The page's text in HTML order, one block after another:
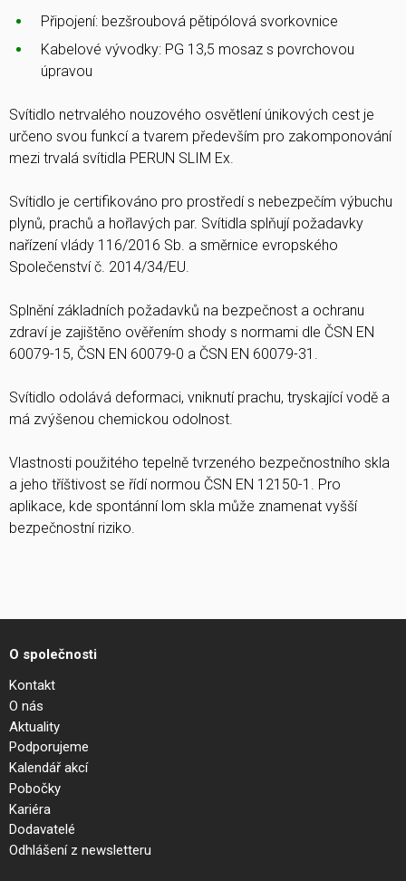
Připojení: bezšroubová pětipólová svorkovnice
Kabelové vývodky: PG 13,5 mosaz s povrchovou
úpravou
Svítidlo netrvalého nouzového osvětlení únikových cest je
určeno svou funkcí a tvarem především pro zakomponování
mezi trvalá svítidla PERUN SLIM Ex.
Svítidlo je certifikováno pro prostředí s nebezpečím výbuchu
plynů, prachů a hořlavých par. Svítidla splňují požadavky
nařízení vlády 116/2016 Sb. a směrnice evropského
Společenství č. 2014/34/EU.
Splnění základních požadavků na bezpečnost a ochranu
zdraví je zajištěno ověřením shody s normami dle ČSN EN
60079-15, ČSN EN 60079-0 a ČSN EN 60079-31.
Svítidlo odolává deformaci, vniknutí prachu, tryskající vodě a
má zvýšenou chemickou odolnost.
Vlastnosti použitého tepelně tvrzeného bezpečnostního skla
a jeho tříštivost se řídí normou ČSN EN 12150-1. Pro
aplikace, kde spontánní lom skla může znamenat vyšší
bezpečnostní riziko.
O společnosti
Kontakt
O nás
Aktuality
Podporujeme
Kalendář akcí
Pobočky
Kariéra
Dodavatelé
Odhlášení z newsletteru